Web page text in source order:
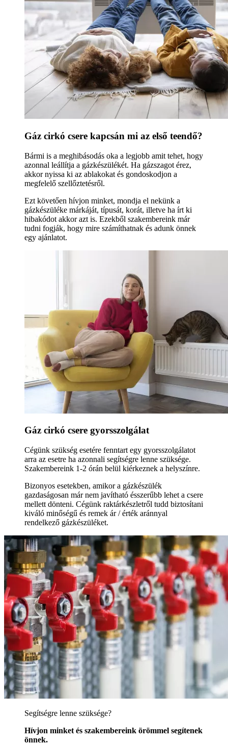
Gáz cirkó csere kapcsán mi az első teendő?
Bármi is a meghibásodás oka a legjobb amit tehet, hogy
azonnal leállítja a gázkészülékét. Ha gázszagot érez,
akkor nyissa ki az ablakokat és gondoskodjon a
megfelelő szellőztetésről.
Ezt követően hívjon minket, mondja el nekünk a
gázkészüléke márkáját, típusát, korát, illetve ha írt ki
hibakódot akkor azt is. Ezekből szakembereink már
tudni fogják, hogy mire számíthatnak és adunk önnek
egy ajánlatot.
Gáz cirkó csere gyorsszolgálat
Cégünk szükség esetére fenntart egy gyorsszolgálatot
arra az esetre ha azonnali segítségre lenne szüksége.
Szakembereink 1-2 órán belül kiérkeznek a helyszínre.
Bizonyos esetekben, amikor a gázkészülék
gazdaságosan már nem javítható ésszerűbb lehet a csere
mellett dönteni. Cégünk raktárkészletről tudd biztosítani
kiváló minőségű és remek ár / érték aránnyal
rendelkező gázkészüléket.
Segítségre lenne szüksége?
Hívjon minket és szakembereink örömmel segítenek
önnek.